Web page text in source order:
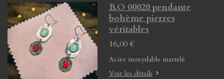
B.O 00020 pendante
bohème pierres
véritables
16,00 €
Acier inoxydable martelé
Voir les détails